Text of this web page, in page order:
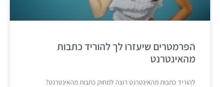
הפרמטרים שיעזרו לך להוריד כתבות
מהאינטרנט
להוריד כתבות מהאינטרנט רוצה למחוק כתבות מהאינטרנט?